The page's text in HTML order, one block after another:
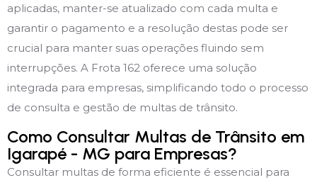
aplicadas, manter-se atualizado com cada multa e
garantir o pagamento e a resolução destas pode ser
crucial para manter suas operações fluindo sem
interrupções. A Frota 162 oferece uma solução
integrada para empresas, simplificando todo o processo
de consulta e gestão de multas de trânsito.
Como Consultar Multas de Trânsito em
Igarapé - MG para Empresas?
Consultar multas de forma eficiente é essencial para